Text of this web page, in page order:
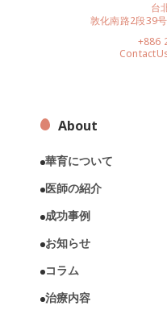
台
敦化南路2段39
+886
About
華育について
医師の紹介
成功事例
お知らせ
コラム
治療内容